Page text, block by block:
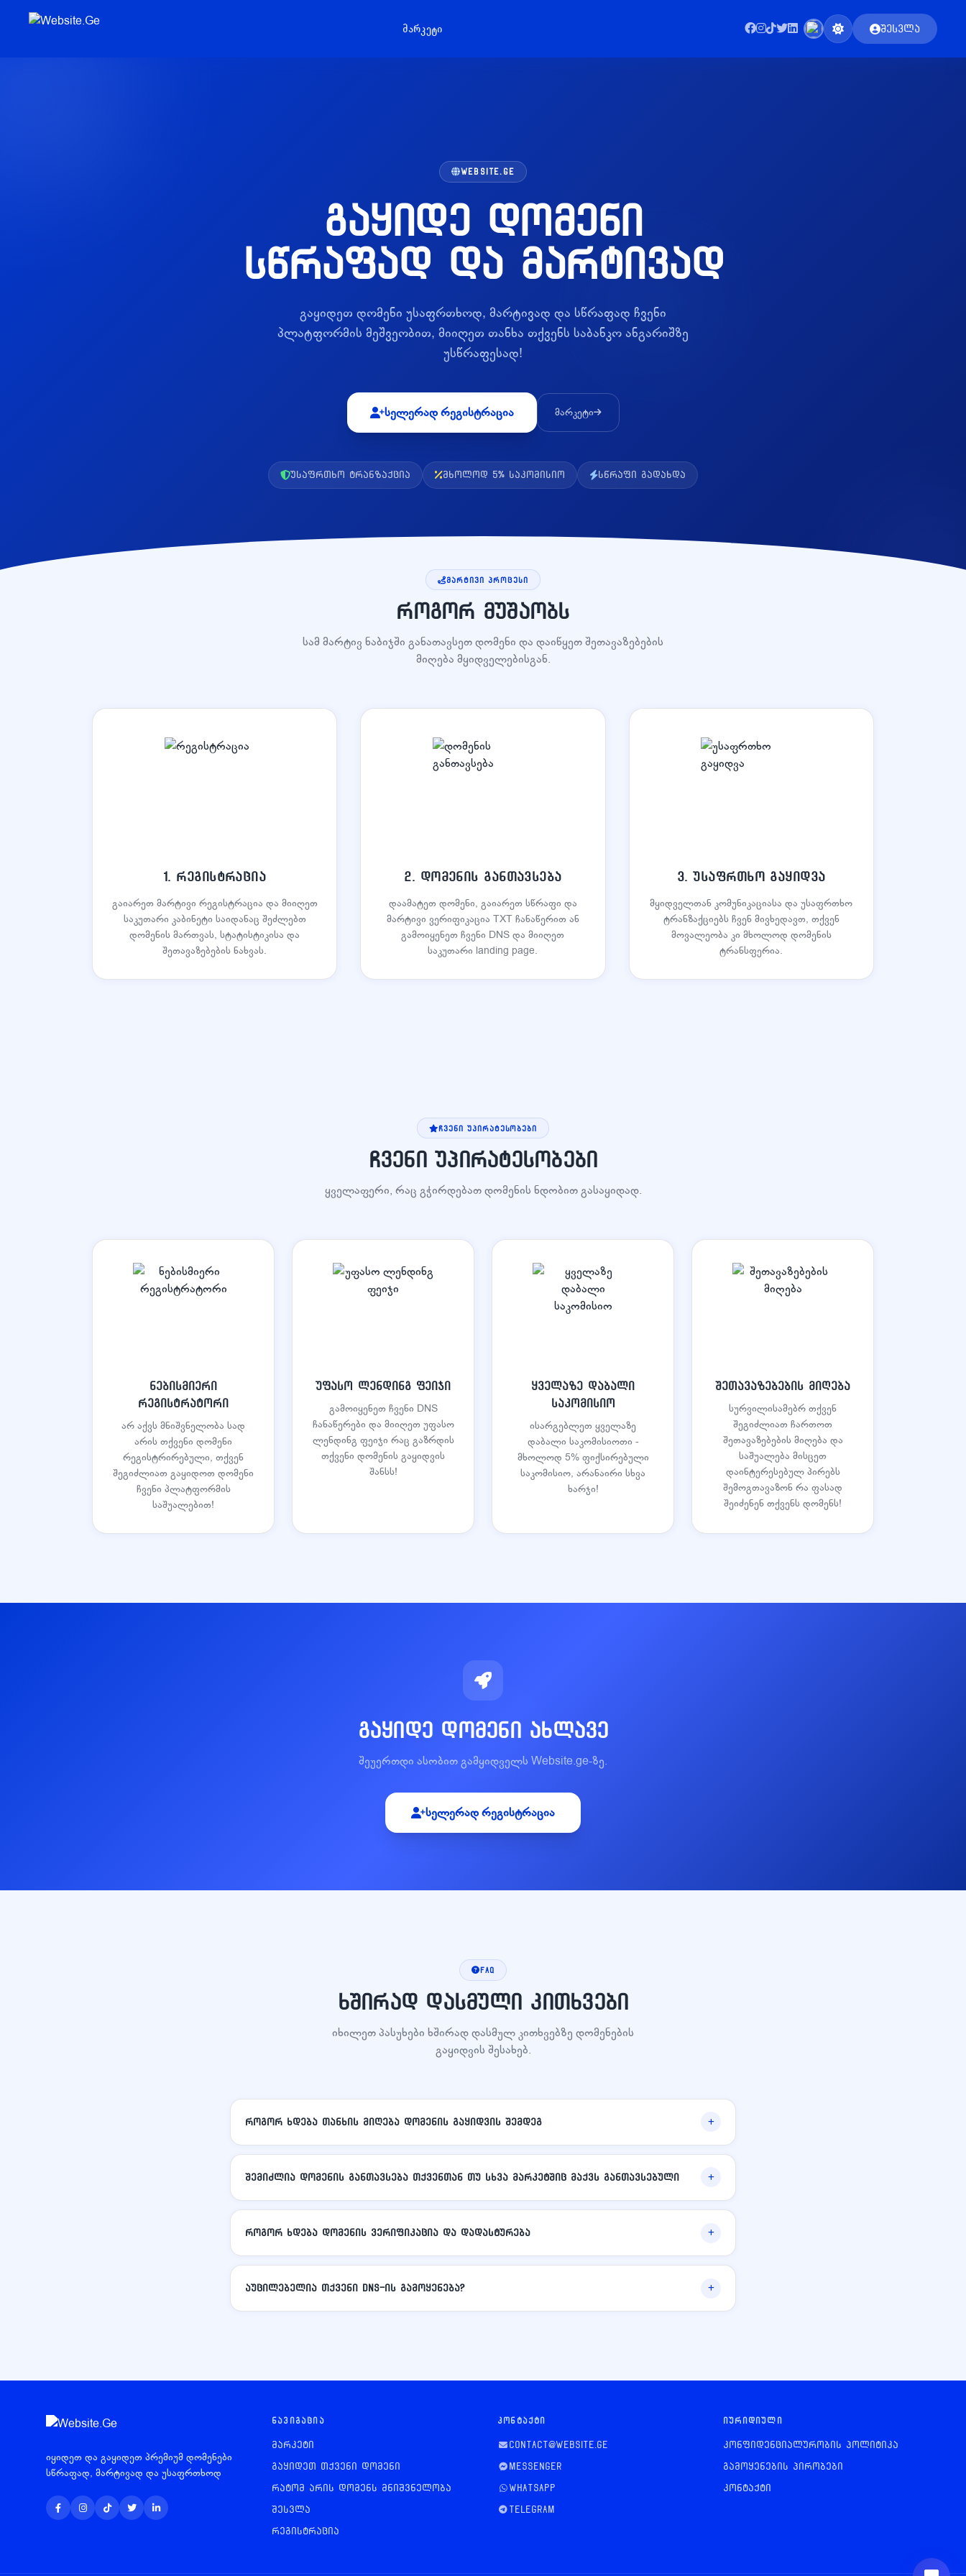
მარკეტი შესვლა
WEBSITE.GE
გაყიდე დომენი
სწრაფად და მარტივად
გაყიდეთ დომენი უსაფრთხოდ, მარტივად და სწრაფად ჩვენი
პლატფორმის მეშვეობით, მიიღეთ თანხა თქვენს საბანკო ანგარიშზე
უსწრაფესად!
სელერად რეგისტრაცია მარკეტი
უსაფრთხო ტრანზაქცია მხოლოდ 5% საკომისიო სწრაფი გადახდა
ᲛᲐᲠᲢᲘᲕᲘ ᲞᲠᲝᲪᲔᲡᲘ
როგორ მუშაობს
სამ მარტივ ნაბიჯში განათავსეთ დომენი და დაიწყეთ შეთავაზებების
მიღება მყიდველებისგან.
1. რეგისტრაცია
გაიარეთ მარტივი რეგისტრაცია და მიიღეთ
საკუთარი კაბინეტი საიდანაც შეძლებთ
დომენის მართვას, სტატისტიკისა და
შეთავაზებების ნახვას.
2. დომენის განთავსება
დაამატეთ დომენი, გაიარეთ სწრაფი და
მარტივი ვერიფიკაცია TXT ჩანაწერით ან
გამოიყენეთ ჩვენი DNS და მიიღეთ
საკუთარი landing page.
3. უსაფრთხო გაყიდვა
მყიდველთან კომუნიკაციასა და უსაფრთხო
ტრანზაქციებს ჩვენ მივხედავთ, თქვენ
მოვალეობა კი მხოლოდ დომენის
ტრანსფერია.
ᲩᲕᲔᲜᲘ ᲣᲞᲘᲠᲐᲢᲔᲡᲝᲑᲔᲑᲘ
ჩვენი უპირატესობები
ყველაფერი, რაც გჭირდებათ დომენის ნდობით გასაყიდად.
ნებისმიერი
რეგისტრატორი
არ აქვს მნიშვნელობა სად
არის თქვენი დომენი
რეგისტრირებული, თქვენ
შეგიძლიათ გაყიდოთ დომენი
ჩვენი პლატფორმის
საშუალებით!
უფასო ლენდინგ ფეიჯი
გამოიყენეთ ჩვენი DNS
ჩანაწერები და მიიღეთ უფასო
ლენდინგ ფეიჯი რაც გაზრდის
თქვენი დომენის გაყიდვის
შანსს!
ყველაზე დაბალი
საკომისიო
ისარგებლეთ ყველაზე
დაბალი საკომისიოთი -
მხოლოდ 5% ფიქსირებული
საკომისიო, არანაირი სხვა
ხარჯი!
შეთავაზებების მიღება
სურვილისამებრ თქვენ
შეგიძლიათ ჩართოთ
შეთავაზებების მიღება და
საშუალება მისცეთ
დაინტერესებულ პირებს
შემოგთავაზონ რა ფასად
შეიძენენ თქვენს დომენს!
გაყიდე დომენი ახლავე
შეუერთდი ასობით გამყიდველს Website.ge-ზე.
სელერად რეგისტრაცია
FAQ
ხშირად დასმული კითხვები
იხილეთ პასუხები ხშირად დასმულ კითხვებზე დომენების
გაყიდვის შესახებ.
როგორ ხდება თანხის მიღება დომენის გაყიდვის შემდეგ
შემიძლია დომენის განთავსება თქვენთან თუ სხვა მარკეტშიც მაქვს განთავსებული
როგორ ხდება დომენის ვერიფიკაცია და დადასტურება
აუცილებელია თქვენი DNS-ის გამოყენება?
იყიდეთ და გაყიდეთ პრემიუმ დომენები
სწრაფად, მარტივად და უსაფრთხოდ
ᲜᲐᲕᲘᲒᲐᲪᲘᲐ
მარკეტი
გაყიდეთ თქვენი დომენი
რატომ არის დომენს მნიშვნელობა
შესვლა
რეგისტრაცია
ᲙᲝᲜᲢᲐᲥᲢᲘ
contact@website.ge
Messenger
WhatsApp
Telegram
ᲘᲣᲠᲘᲓᲘᲣᲚᲘ
კონფიდენციალურობის პოლიტიკა
გამოყენების პირობები
კონტაქტი